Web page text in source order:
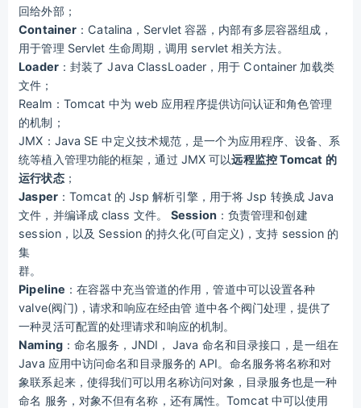
回给外部；
Container ：Catalina，Servlet 容器，内部有多层容器组成，
用于管理 Servlet 生命周期，调用 servlet 相关方法。
Loader：封装了 Java ClassLoader，用于 Container 加载类
文件；
Realm：Tomcat 中为 web 应用程序提供访问认证和角色管理
的机制；
JMX：Java SE 中定义技术规范，是一个为应用程序、设备、系
统等植入管理功能的框架，通过 JMX 可以远程监控 Tomcat 的
运行状态；
Jasper：Tomcat 的 Jsp 解析引擎，用于将 Jsp 转换成 Java
文件，并编译成 class 文件。Session：负责管理和创建
session，以及 Session 的持久化(可自定义)，支持 session 的
集
群。
Pipeline ：在容器中充当管道的作用，管道中可以设置各种
valve(阀门)，请求和响应在经由管 道中各个阀门处理，提供了
一种灵活可配置的处理请求和响应的机制。
Naming：命名服务，JNDI， Java 命名和目录接口，是一组在
Java 应用中访问命名和目录服务的 API。命名服务将名称和对
象联系起来，使得我们可以用名称访问对象，目录服务也是一种
命名 服务，对象不但有名称，还有属性。Tomcat 中可以使用